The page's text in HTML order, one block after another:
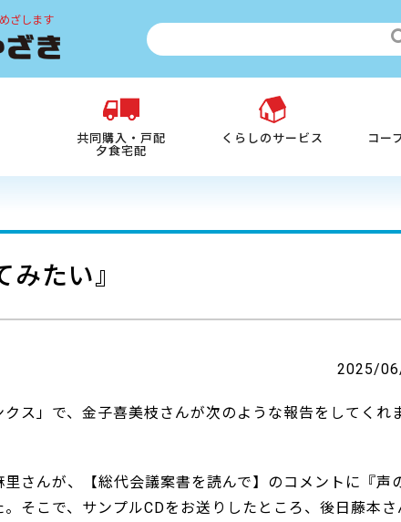
ざします
共同購入・戸配
夕食宅配
くらしのサービス コー
みたい』
2025/
ス」で、金子喜美枝さんが次のような報告をしてくれ
さんが、【総代会議案書を読んで】のコメントに『声
そこで、サンプルCDをお送りしたところ、後日藤本さ